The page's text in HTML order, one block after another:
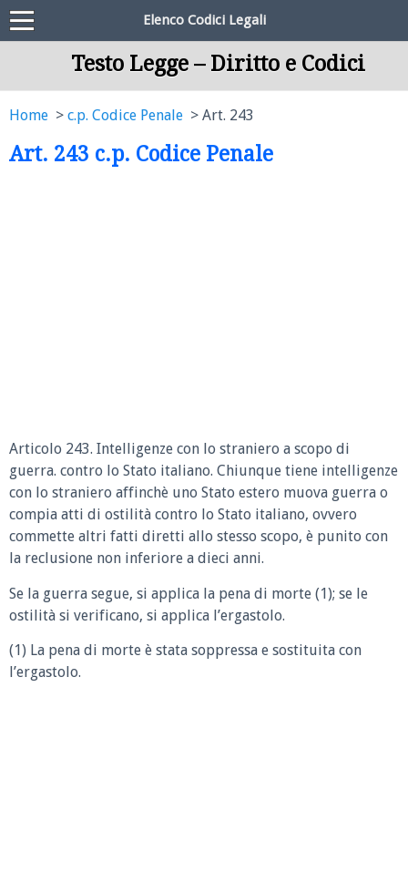
Elenco Codici Legali
Testo Legge – Diritto e Codici
Home c.p. Codice Penale Art. 243
Art. 243 c.p. Codice Penale
Articolo 243. Intelligenze con lo straniero a scopo di
guerra. contro lo Stato italiano. Chiunque tiene intelligenze
con lo straniero affinchè uno Stato estero muova guerra o
compia atti di ostilità contro lo Stato italiano, ovvero
commette altri fatti diretti allo stesso scopo, è punito con
la reclusione non inferiore a dieci anni.
Se la guerra segue, si applica la pena di morte (1); se le
ostilità si verificano, si applica l’ergastolo.
(1) La pena di morte è stata soppressa e sostituita con
l’ergastolo.